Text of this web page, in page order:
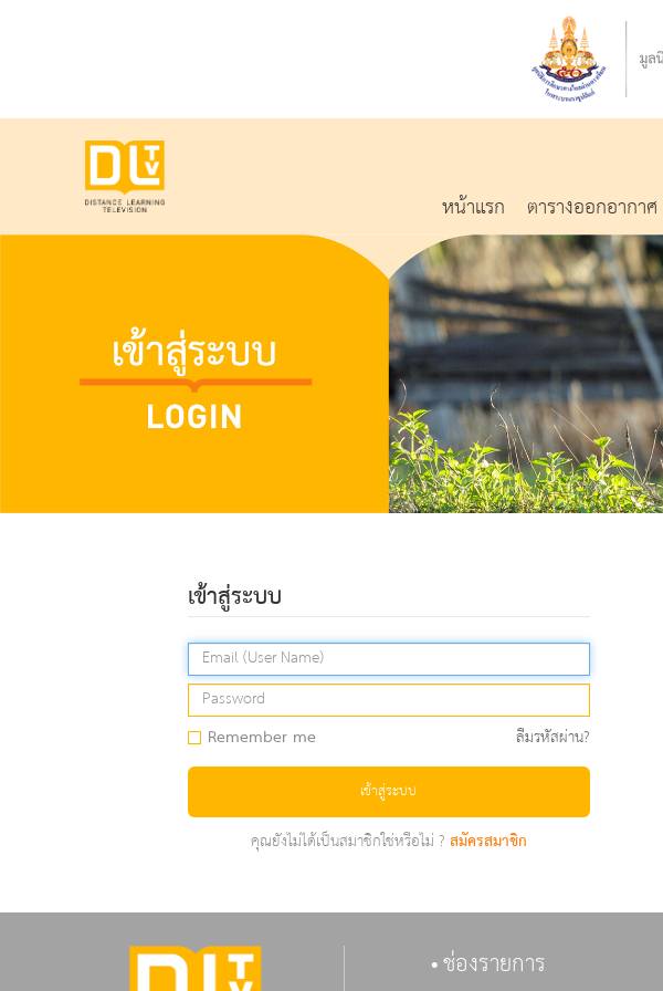
หน้าแรก ตารางออกอากาศ
เข้าสู่ระบบ
Remember me ลืมรหัสผ่าน?
เข้าสู่ระบบ
คุณยังไม่ได้เป็นสมาชิกใช่หรือไม่ ?สมัครสมาชิก
ช่องรายการ